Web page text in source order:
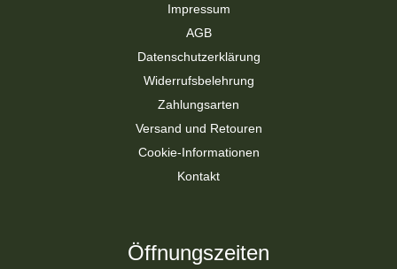
Impressum
AGB
Datenschutzerklärung
Widerrufsbelehrung
Zahlungsarten
Versand und Retouren
Cookie-Informationen
Kontakt
Öffnungszeiten